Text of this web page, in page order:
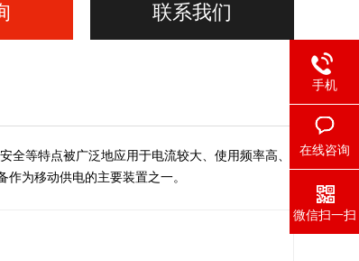
联系我们
全等特点被广泛地应用于电流较大、使用频率高、
为移动供电的主要装置之一。
手机
在线咨询
微信扫一扫